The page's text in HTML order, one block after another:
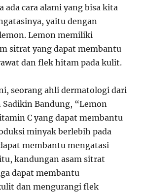
ada cara alami yang bisa kita
yaitu dengan
Lemon memiliki
sitrat yang dapat membantu
dan flek hitam pada kulit.
seorang ahli dermatologi dari
Sadikin Bandung, “Lemon
C yang dapat membantu
minyak berlebih pada
membantu mengatasi
kandungan asam sitrat
dapat membantu
dan mengurangi flek